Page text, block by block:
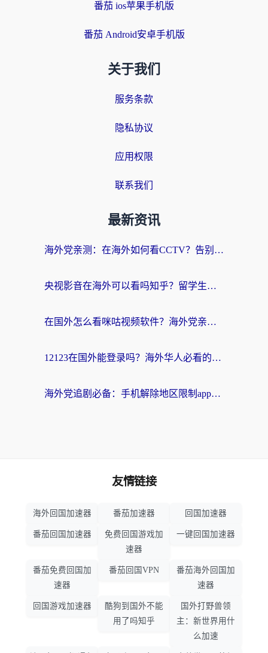
番茄 ios苹果手机版
番茄 Android安卓手机版
关于我们
服务条款
隐私协议
应用权限
联系我们
最新资讯
海外党亲测：在海外如何看CCTV？告别“仅限大陆播放”的实用指南
央视影音在海外可以看吗知乎？留学生亲测：3步解决地域限制+追剧自由
在国外怎么看咪咕视频软件？海外党亲测有效的回国加速方案
12123在国外能登录吗？海外华人必看的回国加速实用指南
海外党追剧必备：手机解除地区限制app怎么选？解决央视视频&国内剧地区限制全指南
友情链接
海外回国加速器 番茄加速器 回国加速器
番茄回国加速器
免费回国游戏加
速器
一键回国加速器
番茄免费回国加
速器
番茄回国VPN
番茄海外回国加
速器
回国游戏加速器
酷狗到国外不能
用了吗知乎
国外打野兽领
主：新世界用什
么加速